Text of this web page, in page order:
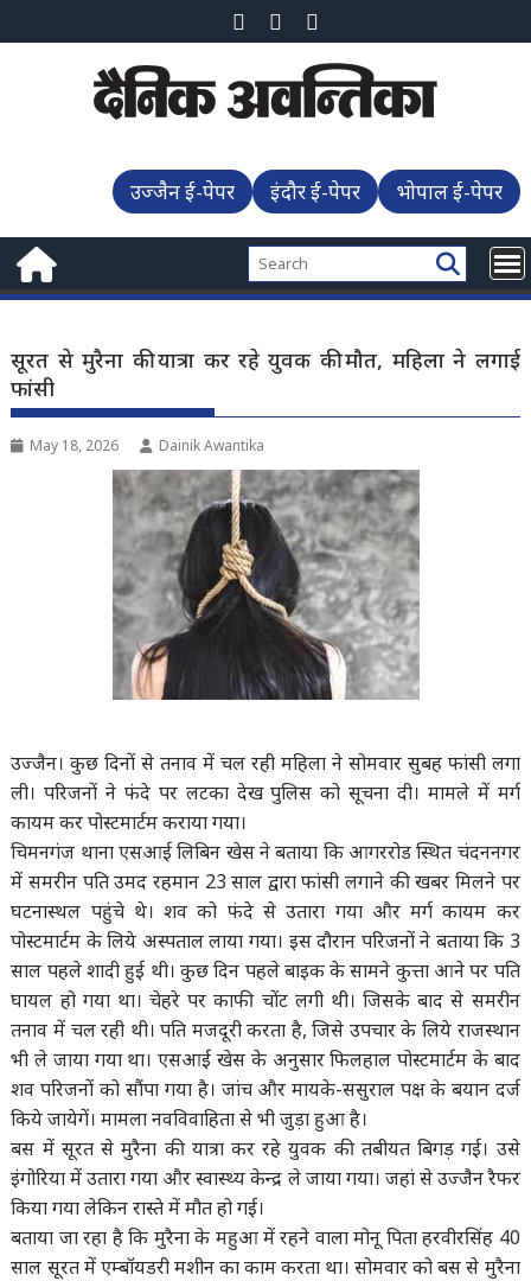
to
उज्जैन ई-पेपर इंदौर ई-पेपर भोपाल ई-पेपर
सूरत से मुरैना की यात्रा कर रहे युवक की मौत, महिला ने लगाई
फांसी
May 18, 2026 Dainik Awantika
उज्जैन। कुछ दिनों से तनाव में चल रही महिला ने सोमवार सुबह फांसी लगा
ली। परिजनों ने फंदे पर लटका देख पुलिस को सूचना दी। मामले में मर्ग
कायम कर पोस्टमार्टम कराया गया।
चिमनगंज थाना एसआई लिबिन खेस ने बताया कि आगररोड स्थित चंदननगर
में समरीन पति उमद रहमान 23 साल द्वारा फांसी लगाने की खबर मिलने पर
घटनास्थल पहुंचे थे। शव को फंदे से उतारा गया और मर्ग कायम कर
पोस्टमार्टम के लिये अस्पताल लाया गया। इस दौरान परिजनों ने बताया कि 3
साल पहले शादी हुई थी। कुछ दिन पहले बाइक के सामने कुत्ता आने पर पति
घायल हो गया था। चेहरे पर काफी चोंट लगी थी। जिसके बाद से समरीन
तनाव में चल रही थी। पति मजदूरी करता है, जिसे उपचार के लिये राजस्थान
भी ले जाया गया था। एसआई खेस के अनुसार फिलहाल पोस्टमार्टम के बाद
शव परिजनों को सौंपा गया है। जांच और मायके-ससुराल पक्ष के बयान दर्ज
किये जायेगें। मामला नवविवाहिता से भी जुड़ा हुआ है।
बस में सूरत से मुरैना की यात्रा कर रहे युवक की तबीयत बिगड़ गई। उसे
इंगोरिया में उतारा गया और स्वास्थ्य केन्द्र ले जाया गया। जहां से उज्जैन रैफर
किया गया लेकिन रास्ते में मौत हो गई।
बताया जा रहा है कि मुरैना के महुआ में रहने वाला मोनू पिता हरवीरसिंह 40
साल सूरत में एम्बॉयडरी मशीन का काम करता था। सोमवार को बस से मुरैना